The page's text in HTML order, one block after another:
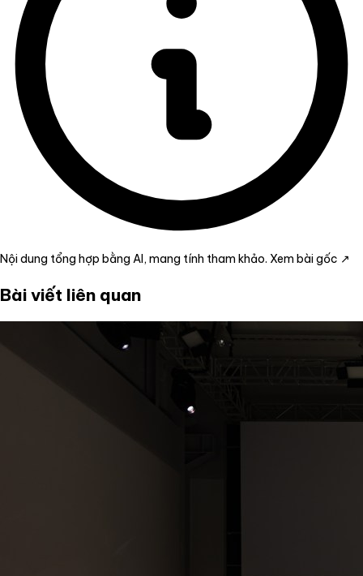
Nội dung tổng hợp bằng AI, mang tính tham khảo. Xem bài gốc ↗
Bài viết liên quan